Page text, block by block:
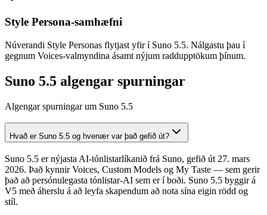
Style Persona-samhæfni
Núverandi Style Personas flytjast yfir í Suno 5.5. Nálgastu þau í
gegnum Voices-valmyndina ásamt nýjum raddupptökum þínum.
Suno 5.5 algengar spurningar
Algengar spurningar um Suno 5.5
Hvað er Suno 5.5 og hvenær var það gefið út?
Suno 5.5 er nýjasta AI-tónlistarlíkanið frá Suno, gefið út 27. mars
2026. Það kynnir Voices, Custom Models og My Taste — sem gerir
það að persónulegasta tónlistar-AI sem er í boði. Suno 5.5 byggir á
V5 með áherslu á að leyfa skapendum að nota sína eigin rödd og
stíl.